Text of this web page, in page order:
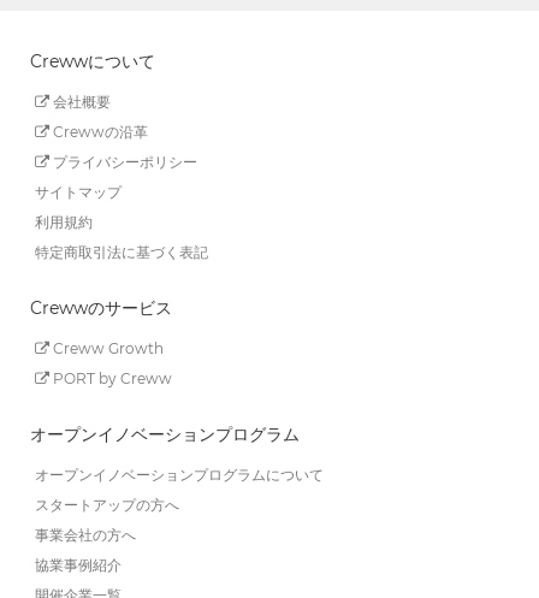
Crewwについて
会社概要
Crewwの沿革
プライバシーポリシー
サイトマップ
利用規約
特定商取引法に基づく表記
Crewwのサービス
Creww Growth
PORT by Creww
オープンイノベーションプログラム
オープンイノベーションプログラムについて
スタートアップの方へ
事業会社の方へ
協業事例紹介